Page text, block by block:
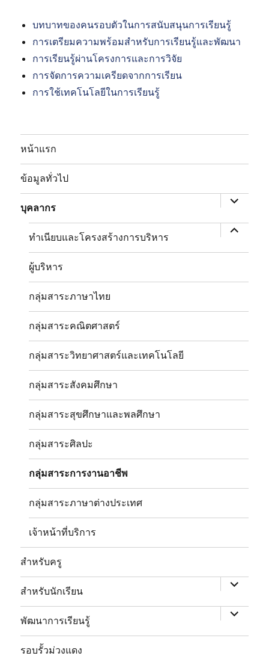
บทบาทของคนรอบตัวในการสนับสนุนการเรียนรู้
การเตรียมความพร้อมสำหรับการเรียนรู้และพัฒนา
การเรียนรู้ผ่านโครงการและการวิจัย
การจัดการความเครียดจากการเรียน
การใช้เทคโนโลยีในการเรียนรู้
หน้าแรก
ข้อมูลทั่วไป
บุคลากร
หด
ทำเนียบและโครงสร้างการบริหาร
ผู้บริหาร
กลุ่มสาระภาษาไทย
กลุ่มสาระคณิตศาสตร์
กลุ่มสาระวิทยาศาสตร์และเทคโนโลยี
กลุ่มสาระสังคมศึกษา
กลุ่มสาระสุขศึกษาและพลศึกษา
กลุ่มสาระศิลปะ
กลุ่มสาระการงานอาชีพ
กลุ่มสาระภาษาต่างประเทศ
เจ้าหน้าที่บริการ
สำหรับครู
สำหรับนักเรียน
expand
child
พัฒนาการเรียนรู้
รอบรั้วม่วงแดง